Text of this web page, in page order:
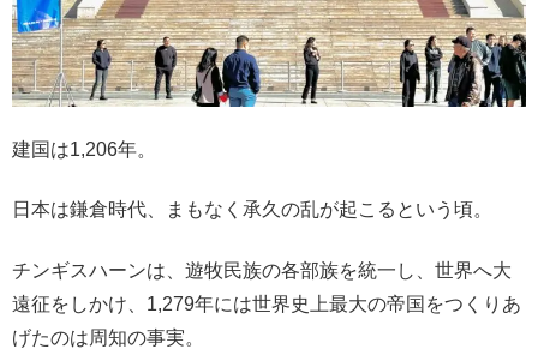
建国は1,206年。
日本は鎌倉時代、まもなく承久の乱が起こるという頃。
チンギスハーンは、遊牧民族の各部族を統一し、世界へ大
遠征をしかけ、1,279年には世界史上最大の帝国をつくりあ
げたのは周知の事実。